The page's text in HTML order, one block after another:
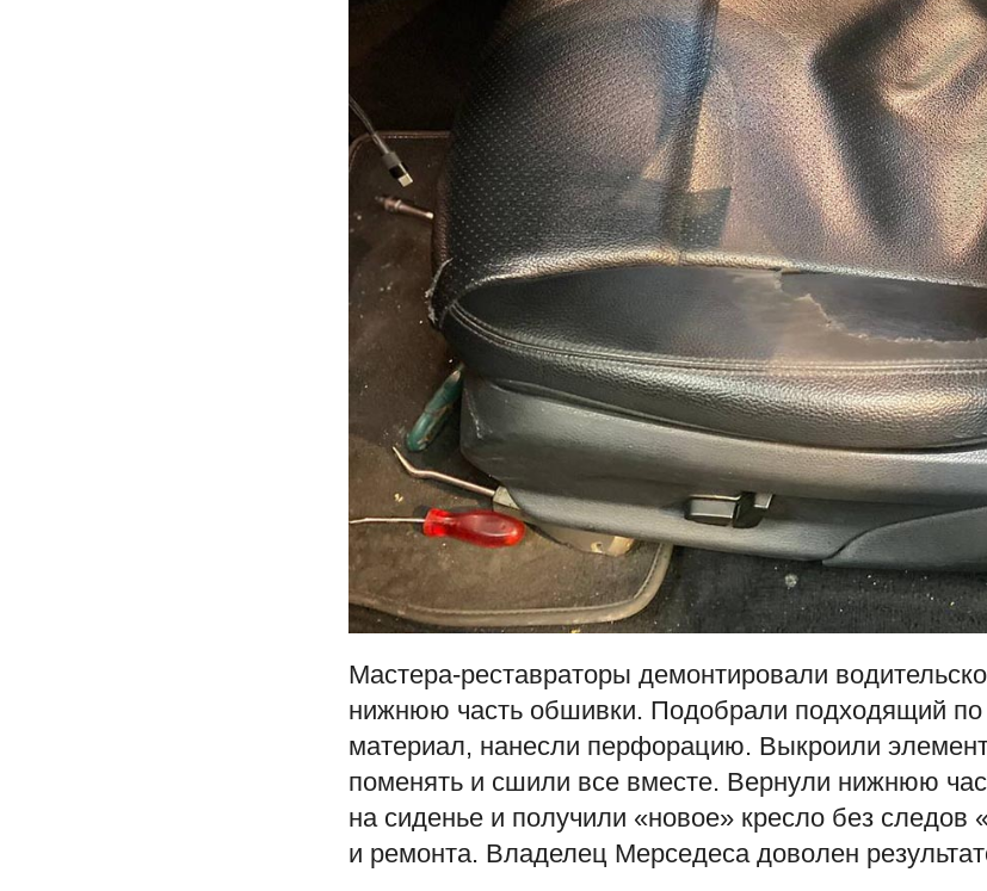
Мастера-реставраторы демонтировали
нижнюю часть обшивки. Подобрали подходящий по
материал, нанесли перфорацию. Выкроили
поменять и сшили все вместе. Вернули нижнюю
на сиденье и получили «новое» кресло без следов
и ремонта. Владелец Мерседеса доволен